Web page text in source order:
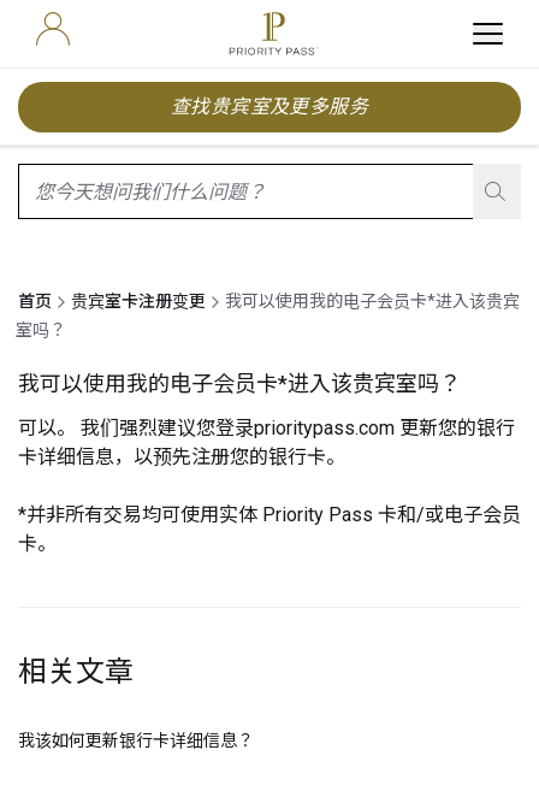
查找贵宾室及更多服务
首页 贵宾室卡注册变更
我可以使用我的电子会员卡*进入该贵宾
室吗？
我可以使用我的电子会员卡*进入该贵宾室吗？
可以。 我们强烈建议您登录prioritypass.com 更新您的银行
卡详细信息，以预先注册您的银行卡。
*并非所有交易均可使用实体 Priority Pass 卡和/或电子会员
卡。
相关文章
我该如何更新银行卡详细信息？